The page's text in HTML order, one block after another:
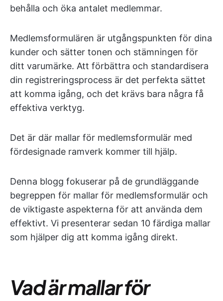
behålla och öka antalet medlemmar.
Medlemsformulären är utgångspunkten för dina
kunder och sätter tonen och stämningen för
ditt varumärke. Att förbättra och standardisera
din registreringsprocess är det perfekta sättet
att komma igång, och det krävs bara några få
effektiva verktyg.
Det är där mallar för medlemsformulär med
fördesignade ramverk kommer till hjälp.
Denna blogg fokuserar på de grundläggande
begreppen för mallar för medlemsformulär och
de viktigaste aspekterna för att använda dem
effektivt. Vi presenterar sedan 10 färdiga mallar
som hjälper dig att komma igång direkt.
Vad är mallar för